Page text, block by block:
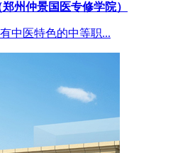
州仲景国医专修学院）
医特色的中等职...